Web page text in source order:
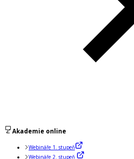
Akademie online
Webináře 1. stupeň
Webináře 2. stupeň